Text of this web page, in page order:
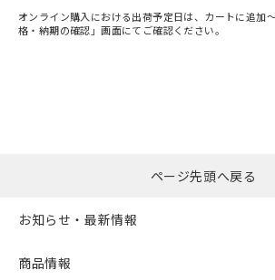
オンライン購入における出荷予定日は、カートに追加
格・納期の確認」画面にてご確認ください。
ページ先頭へ戻る
お知らせ・最新情報
商品情報